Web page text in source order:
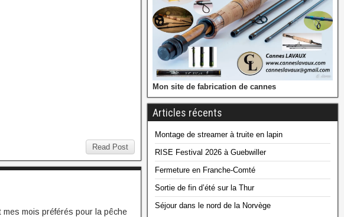
Read Post
mes mois préférés pour la pêche
Mon site de fabrication de cannes
Articles récents
Montage de streamer à truite en lapin
RISE Festival 2026 à Guebwiller
Fermeture en Franche-Comté
Sortie de fin d’été sur la Thur
Séjour dans le nord de la Norvège